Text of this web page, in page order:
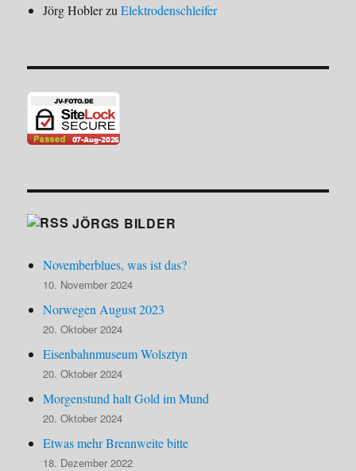
Jörg HoblerzuElektrodenschleifer
JÖRGS BILDER
Novemberblues, was ist das?
10. November 2024
Norwegen August 2023
20. Oktober 2024
Eisenbahnmuseum Wolsztyn
20. Oktober 2024
Morgenstund halt Gold im Mund
20. Oktober 2024
Etwas mehr Brennweite bitte
18. Dezember 2022